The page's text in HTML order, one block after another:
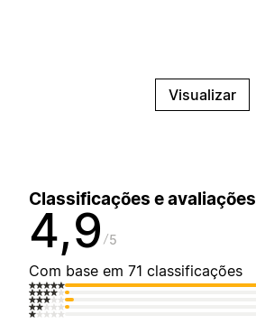
Visualizar
Classificações e avaliações
4,9 5
Com base em 71 classificações